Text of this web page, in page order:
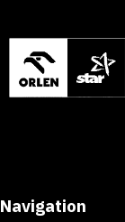
Navigation